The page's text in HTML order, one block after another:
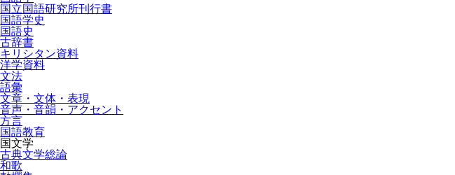
国立国語研究所刊行書
国語学史
国語史
古辞書
キリシタン資料
洋学資料
文法
語彙
文章・文体・表現
音声・音韻・アクセント
方言
国語教育
国文学
古典文学総論
和歌